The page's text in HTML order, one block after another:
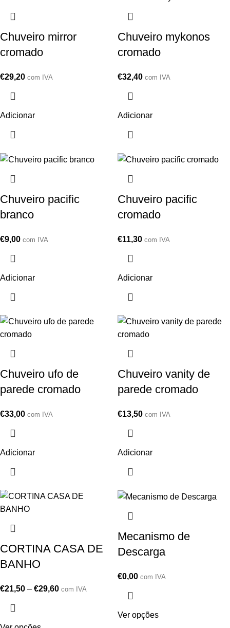
Chuveiro mirror
cromado
€29,20 com IVA
Adicionar
Chuveiro mykonos
cromado
€32,40 com IVA
Adicionar
Chuveiro pacific
branco
€9,00 com IVA
Adicionar
Chuveiro pacific
cromado
€11,30 com IVA
Adicionar
Chuveiro ufo de
parede cromado
€33,00 com IVA
Adicionar
Chuveiro vanity de
parede cromado
€13,50 com IVA
Adicionar
CORTINA CASA DE
BANHO
€21,50 – €29,60 com IVA
Mecanismo de
Descarga
€0,00 com IVA
Ver opções